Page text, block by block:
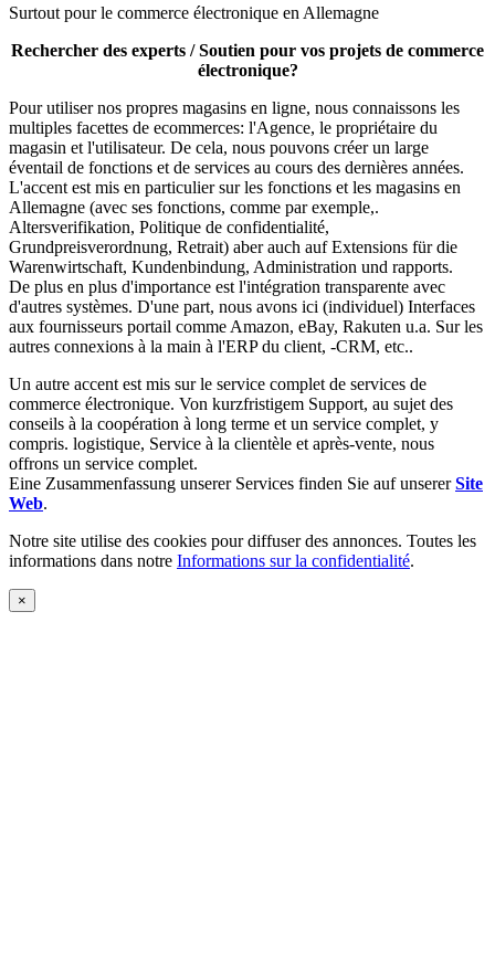
Surtout pour le commerce électronique en Allemagne
Rechercher des experts / Soutien pour vos projets de commerce
électronique?
Pour utiliser nos propres magasins en ligne, nous connaissons les
multiples facettes de ecommerces: l'Agence, le propriétaire du
magasin et l'utilisateur. De cela, nous pouvons créer un large
éventail de fonctions et de services au cours des dernières années.
L'accent est mis en particulier sur les fonctions et les magasins en
Allemagne (avec ses fonctions, comme par exemple,.
Altersverifikation, Politique de confidentialité,
Grundpreisverordnung, Retrait) aber auch auf Extensions für die
Warenwirtschaft, Kundenbindung, Administration und rapports.
De plus en plus d'importance est l'intégration transparente avec
d'autres systèmes. D'une part, nous avons ici (individuel) Interfaces
aux fournisseurs portail comme Amazon, eBay, Rakuten u.a. Sur les
autres connexions à la main à l'ERP du client, -CRM, etc..
Un autre accent est mis sur le service complet de services de
commerce électronique. Von kurzfristigem Support, au sujet des
conseils à la coopération à long terme et un service complet, y
compris. logistique, Service à la clientèle et après-vente, nous
offrons un service complet.
Eine Zusammenfassung unserer Services finden Sie auf unsererSite
Web.
Notre site utilise des cookies pour diffuser des annonces. Toutes les
informations dans notre Informations sur la confidentialité.
×